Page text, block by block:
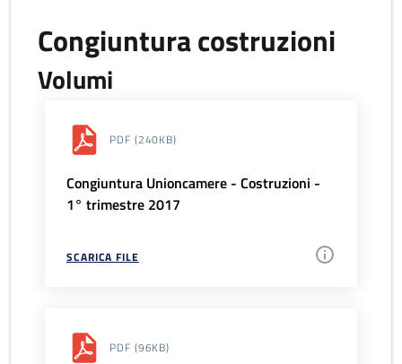
Congiuntura costruzioni
Volumi
PDF (240KB)
Congiuntura Unioncamere - Costruzioni -
1° trimestre 2017
SCARICA FILE
PDF (96KB)